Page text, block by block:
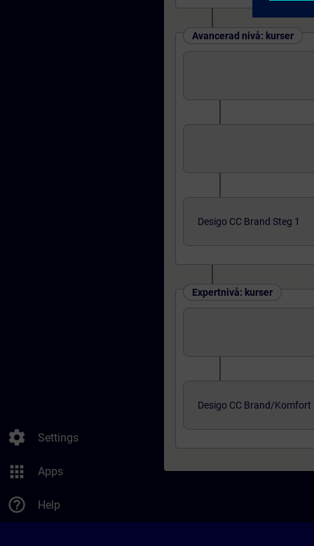
settings Settings
apps Apps
help_outline Help
Avancerad nivå: kurser
Desigo CC Brand Steg 1
Expertnivå: kurser
Desigo CC Brand/Komfort